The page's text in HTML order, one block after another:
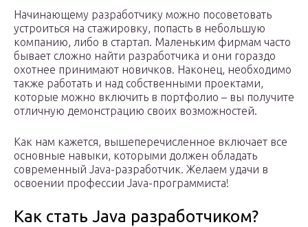
Начинающему разработчику можно посоветовать
устроиться на стажировку, попасть в небольшую
компанию, либо в стартап. Маленьким фирмам часто
бывает сложно найти разработчика и они гораздо
охотнее принимают новичков. Наконец, необходимо
также работать и над собственными проектами,
которые можно включить в портфолио – вы получите
отличную демонстрацию своих возможностей.
Как нам кажется, вышеперечисленное включает все
основные навыки, которыми должен обладать
современный Java-разработчик. Желаем удачи в
освоении профессии Java-программиста!
Как стать Java разработчиком?